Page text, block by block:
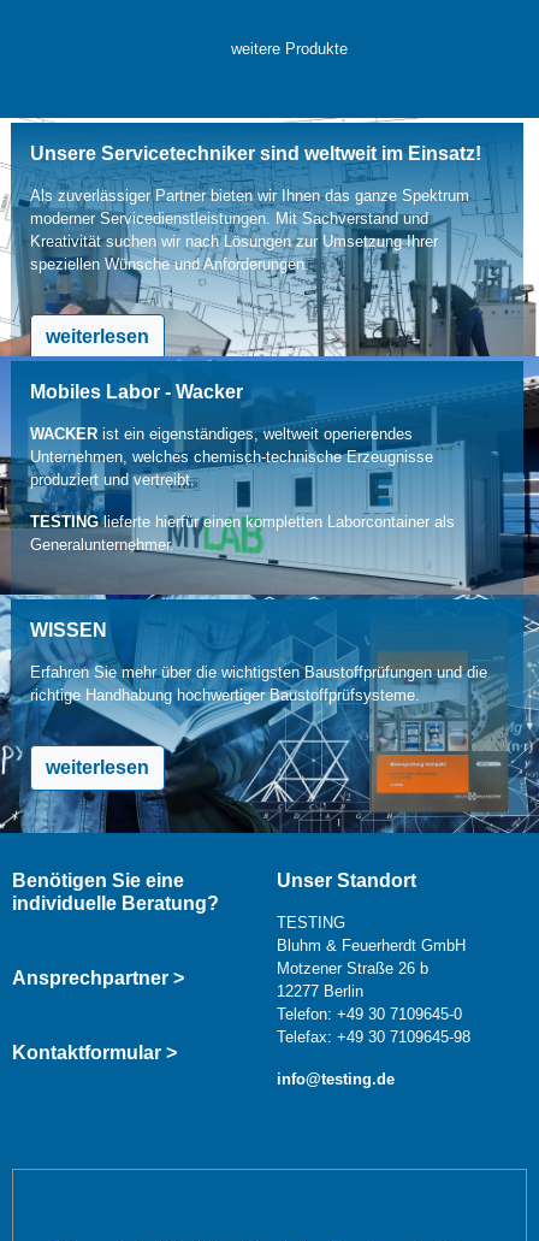
weitere Produkte
Unsere Servicetechniker sind weltweit im Einsatz!
Als zuverlässiger Partner bieten wir Ihnen das ganze Spektrum
moderner Servicedienstleistungen. Mit Sachverstand und
Kreativität suchen wir nach Lösungen zur Umsetzung Ihrer
speziellen Wünsche und Anforderungen.
weiterlesen
Mobiles Labor - Wacker
WACKERist ein eigenständiges, weltweit operierendes
Unternehmen, welches chemisch-technische Erzeugnisse
produziert und vertreibt.
TESTINGlieferte hierfür einen kompletten Laborcontainer als
Generalunternehmer.
WISSEN
Erfahren Sie mehr über die wichtigsten Baustoffprüfungen und die
richtige Handhabung hochwertiger Baustoffprüfsysteme.
weiterlesen
Benötigen Sie eine
individuelle Beratung?
Ansprechpartner >
Kontaktformular >
Unser Standort
TESTING
Bluhm & Feuerherdt GmbH
Motzener Straße 26 b
12277 Berlin
Telefon: +49 30 7109645-0
Telefax: +49 30 7109645-98
info@testing.de